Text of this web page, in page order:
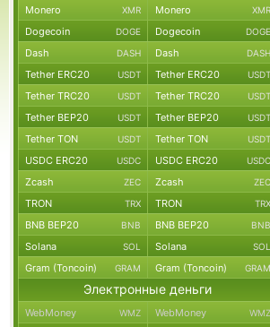
Monero XMR Monero XMR
Dogecoin DOGE Dogecoin DOGE
Dash DASH Dash DASH
Tether ERC20 USDT Tether ERC20 USDT
Tether TRC20 USDT Tether TRC20 USDT
Tether BEP20 USDT Tether BEP20 USDT
Tether TON USDT Tether TON USDT
USDC ERC20 USDC USDC ERC20 USDC
Zcash ZEC Zcash ZEC
TRON TRX TRON TRX
BNB BEP20 BNB BNB BEP20 BNB
Solana SOL Solana SOL
Gram (Toncoin) GRAM Gram (Toncoin) GRAM
Электронные деньги
WebMoney WMZ WebMoney WMZ